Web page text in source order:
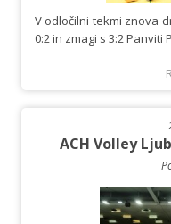
V odločilni tekmi znova
0:2 in zmagi s 3:2 Panviti
ACH Volley